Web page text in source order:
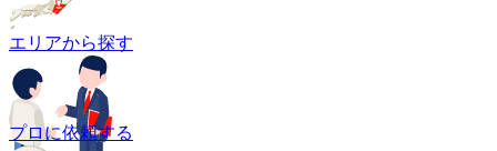
エリアから探す
プロに依頼する